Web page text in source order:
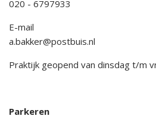
020 - 6797933
E-mail
a.bakker@postbuis.nl
Praktijk geopend van dinsdag t/m
Parkeren